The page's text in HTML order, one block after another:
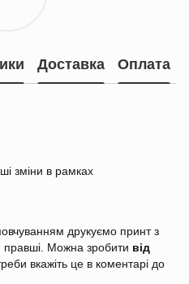
Доставка Оплата
зміни в рамках
друкуємо принт з
правші. Можна зробити від
вкажіть це в коментарі до